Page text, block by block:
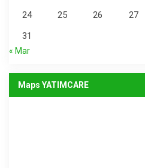
24
25 26 27
31
« Mar
Maps YATIMCARE